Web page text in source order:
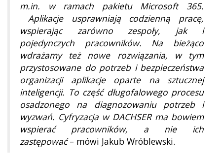
m.in. w ramach pakietu Microsoft 365.
Aplikacje usprawniają codzienną pracę,
wspierając zarówno zespoły, jak i
pojedynczych pracowników. Na bieżąco
wdrażamy też nowe rozwiązania, w tym
przystosowane do potrzeb i bezpieczeństwa
organizacji aplikacje oparte na sztucznej
inteligencji. To część długofalowego procesu
osadzonego na diagnozowaniu potrzeb i
wyzwań. Cyfryzacja w DACHSER ma bowiem
wspierać pracowników, a nie ich
zastępować– mówi Jakub Wróblewski.